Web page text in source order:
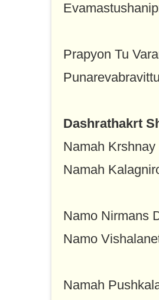
Prapyon Tu
Dashrathakrt
Namah
Namah
Namo Nirmans
Namo
Namah